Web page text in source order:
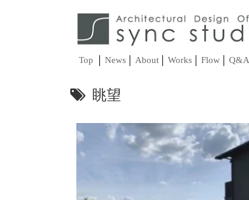
Top News About Works Flow Q&A
眺望